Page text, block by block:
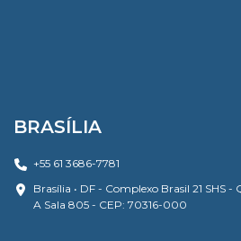
BRASÍLIA
+55 61 3686-7781
Brasília • DF - Complexo Brasil 21 SHS
A Sala 805 - CEP: 70316-000